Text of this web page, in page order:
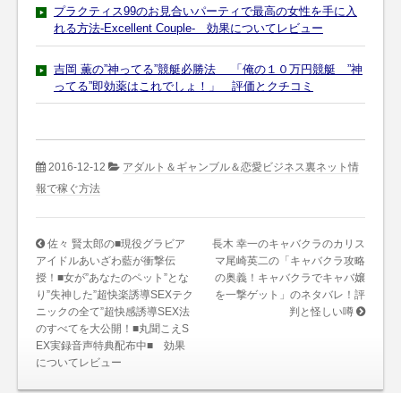
プラクティス99のお見合いパーティで最高の女性を手に入
れる方法-Excellent Couple- 効果についてレビュー
吉岡 薫の”神ってる”競艇必勝法 「俺の１０万円競艇 ”神
ってる”即効薬はこれでしょ！」 評価とクチコミ
2016-12-12
アダルト＆ギャンブル＆恋愛ビジネス裏ネット情
報で稼ぐ方法
佐々 賢太郎の■現役グラビア
アイドルあいざわ藍が衝撃伝
授！■女が”あなたのペット”とな
り”失神した”超快楽誘導SEXテク
ニックの全て”超快感誘導SEX法
のすべてを大公開！■丸聞こえS
EX実録音声特典配布中■ 効果
についてレビュー
長木 幸一のキャバクラのカリス
マ尾崎英二の「キャバクラ攻略
の奥義！キャバクラでキャバ嬢
を一撃ゲット」のネタバレ！評
判と怪しい噂